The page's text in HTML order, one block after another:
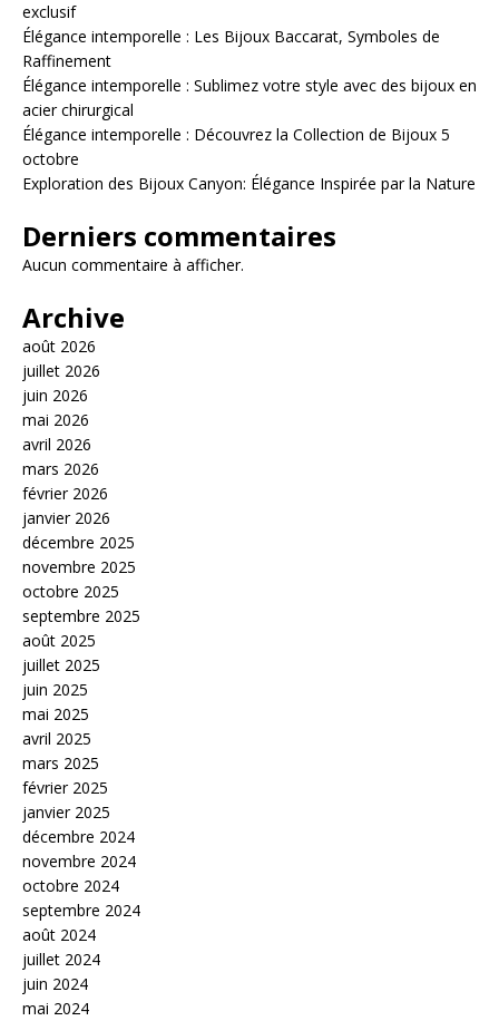
exclusif
Élégance intemporelle : Les Bijoux Baccarat, Symboles de
Raffinement
Élégance intemporelle : Sublimez votre style avec des bijoux en
acier chirurgical
Élégance intemporelle : Découvrez la Collection de Bijoux 5
octobre
Exploration des Bijoux Canyon: Élégance Inspirée par la Nature
Derniers commentaires
Aucun commentaire à afficher.
Archive
août 2026
juillet 2026
juin 2026
mai 2026
avril 2026
mars 2026
février 2026
janvier 2026
décembre 2025
novembre 2025
octobre 2025
septembre 2025
août 2025
juillet 2025
juin 2025
mai 2025
avril 2025
mars 2025
février 2025
janvier 2025
décembre 2024
novembre 2024
octobre 2024
septembre 2024
août 2024
juillet 2024
juin 2024
mai 2024